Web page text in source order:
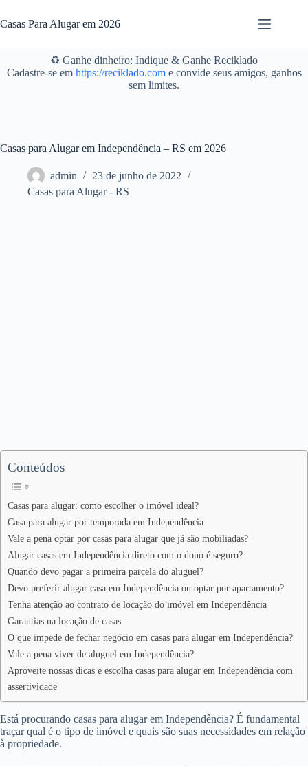
para
o
Casas Para Alugar em 2026
♻️ Ganhe dinheiro: Indique & Ganhe Reciklado
Cadastre-se em https://reciklado.come convide seus amigos, ganhos
sem limites.
Casas para Alugar em Independência – RS em 2026
admin
23 de junho de 2022
Casas para Alugar - RS
Conteúdos
Casas para alugar: como escolher o imóvel ideal?
Casa para alugar por temporada em Independência
Vale a pena optar por casas para alugar que já são mobiliadas?
Alugar casas em Independência direto com o dono é seguro?
Quando devo pagar a primeira parcela do aluguel?
Devo preferir alugar casa em Independência ou optar por apartamento?
Tenha atenção ao contrato de locação do imóvel em Independência
Garantias na locação de casas
O que impede de fechar negócio em casas para alugar em Independência?
Vale a pena viver de aluguel em Independência?
Aproveite nossas dicas e escolha casas para alugar em Independência com
assertividade
Está procurando casas para alugar em Independência? É fundamental
traçar qual é o tipo de imóvel e quais são suas necessidades em relação
à propriedade.